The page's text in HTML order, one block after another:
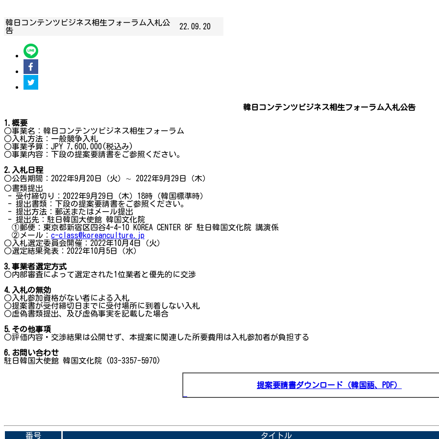
韓日コンテンツビジネス相生フォーラム入札公
告
22.09.20
韓日コンテンツビジネス相生フォーラム入札公告
1. 概要
○事業名：韓日コンテンツビジネス相生フォーラム
○入札方法：一般競争入札
○事業予算：JPY 7,600,000(税込み)
○事業内容：下段の提案要請書をご参照ください。
2. 入札日程
○公告期間：2022年9月20日（火）∼ 2022年9月29日（木）
○書類提出
- 受付締切り：2022年9月29日（木）18時（韓国標準時）
- 提出書類：下段の提案要請書をご参照ください。
- 提出方法：郵送またはメール提出
- 提出先：駐日韓国大使館 韓国文化院
①郵便：東京都新宿区四谷4-4-10 KOREA CENTER 8F 駐日韓国文化院 講演係
②メール： c-class@koreanculture.jp
○入札選定委員会開催：2022年10月4日（火）
○選定結果発表：2022年10月5日（水）
3. 事業者選定方式
○内部審査によって選定された1位業者と優先的に交渉
4. 入札の無効
○入札参加資格がない者による入札
○提案書が受付締切日までに受付場所に到着しない入札
○虚偽書類提出、及び虚偽事実を記載した場合
5. その他事項
○評価内容・交渉結果は公開せず、本提案に関連した所要費用は入札参加者が負担する
6. お問い合わせ
駐日韓国大使館 韓国文化院 (03-3357-5970)
提案要請書ダウンロード（韓国語、PDF）
番号 タイトル